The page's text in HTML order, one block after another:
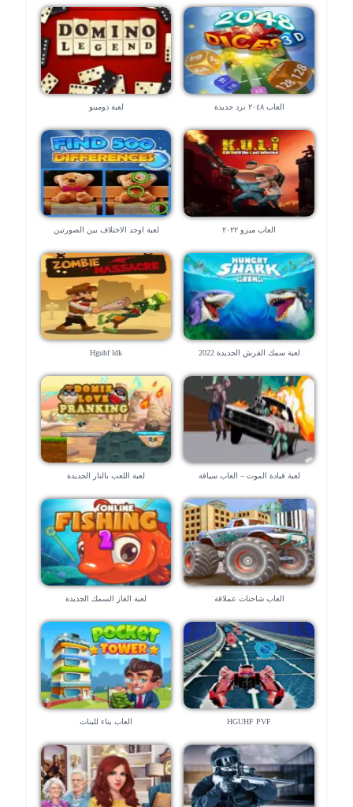
العاب ٢٠٤٨ نرد جديدة لعبة دومينو
العاب ميزو ٢٠٢٢ لعبة اوجد الاختلاف بين الصورتين
لعبة سمك القرش الجديدة 2022 Hguhf ldk
لعبة قيادة الموت – العاب سياقة لعبة اللعب بالنار الجديدة
العاب شاحنات عملاقة لعبة الغاز السمك الجديدة
HGUHF PVF العاب بناء للبنات